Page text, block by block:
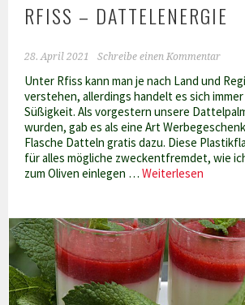
RFISS – DATTELENERGIE
28. April 2021 Schreibe einen Kommentar
Unter Rfiss kann man je nach Land und
verstehen, allerdings handelt es sich immer
Süßigkeit. Als vorgestern unsere
wurden, gab es als eine Art
Flasche Datteln gratis dazu. Diese
für alles mögliche zweckentfremdet, wie
zum Oliven einlegen …Weiterlesen